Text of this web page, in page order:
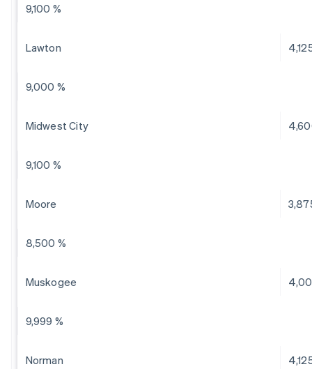
9,100 %
Lawton
9,000 %
Midwest City
9,100 %
Moore
8,500 %
Muskogee
9,999 %
Norman